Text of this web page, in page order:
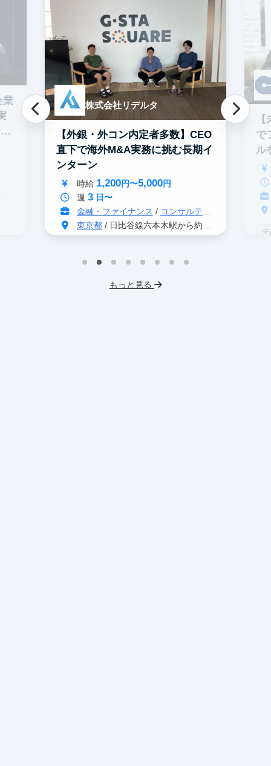
業
株式会社リデルタ
【外銀・外コン内定者多数】CEO
直下で海外M&A実務に挑む長期イ
ンターン
時給 1,200円〜5,000円
週 3日〜
金融・ファイナンス / コンサルティング
東京都/ 日比谷線六本木駅から約5分
インターン生3人以上在籍
英語力を活かせる M&A
で
ル
未
もっと見る